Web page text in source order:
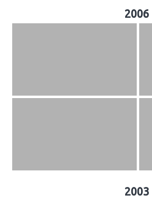
2006
2003